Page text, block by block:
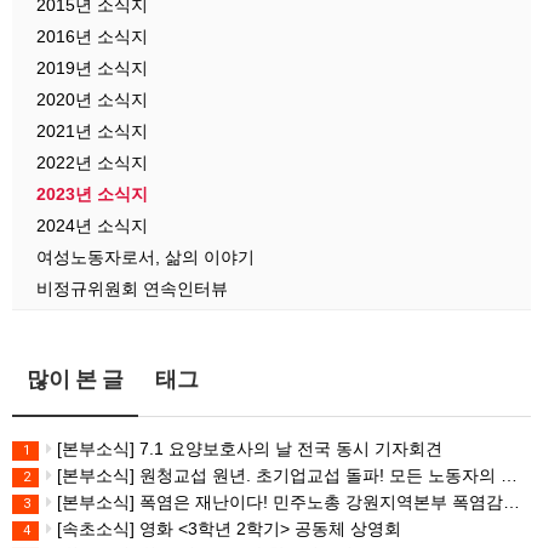
2015년 소식지
2016년 소식지
2019년 소식지
2020년 소식지
2021년 소식지
2022년 소식지
2023년 소식지
2024년 소식지
여성노동자로서, 삶의 이야기
비정규위원회 연속인터뷰
많이 본 글 태그
1 [본부소식] 7.1 요양보호사의 날 전국 동시 기자회견
2 [본부소식] 원청교섭 원년. 초기업교섭 돌파! 모든 노동자의 노동기본권 쟁취! 민주노총 7.15 총파업대회
3 [본부소식] 폭염은 재난이다! 민주노총 강원지역본부 폭염감시단 선포 기자회견
4 [속초소식] 영화 <3학년 2학기> 공동체 상영회